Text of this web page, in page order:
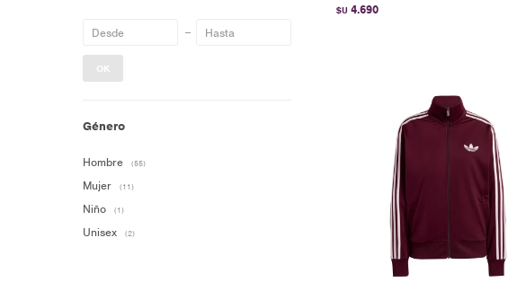
$U 4.690
OK
Género
Hombre (55)
Mujer (11)
Niño (1)
Unisex (2)